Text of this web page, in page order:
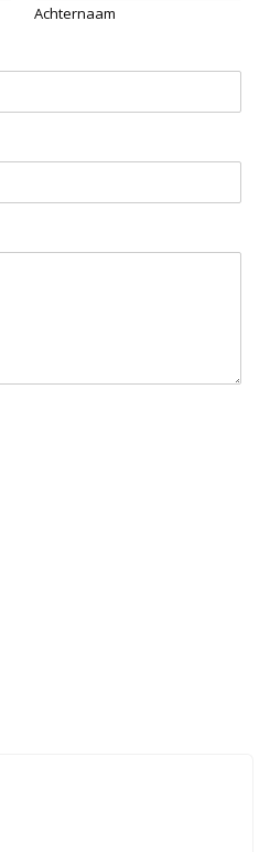
Achternaam